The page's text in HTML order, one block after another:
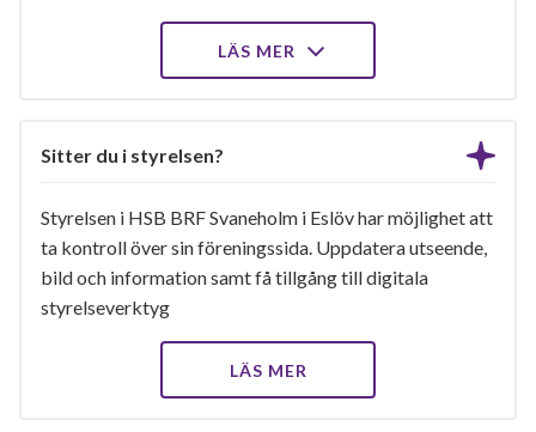
LÄS MER
Sitter du i styrelsen?
Styrelsen i HSB BRF Svaneholm i Eslöv har möjlighet att
ta kontroll över sin föreningssida. Uppdatera utseende,
bild och information samt få tillgång till digitala
styrelseverktyg
LÄS MER